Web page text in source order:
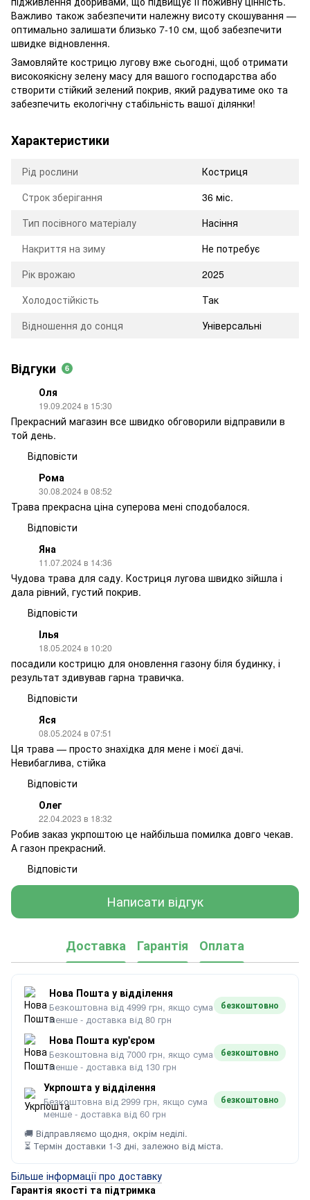
Важливо також забезпечити належну висоту скошування —
оптимально залишати близько 7-10 см, щоб забезпечити
швидке відновлення.
Замовляйте кострицю лугову вже сьогодні, щоб отримати
високоякісну зелену масу для вашого господарства або
створити стійкий зелений покрив, який радуватиме око та
забезпечить екологічну стабільність вашої ділянки!
Характеристики
Рід рослини
Костриця
Строк зберігання
36 міс.
Тип посівного матеріалу
Насіння
Накриття на зиму
Не потребує
Рік врожаю
2025
Холодостійкість
Так
Відношення до сонця
Універсальні
Відгуки 6
Оля
19.09.2024 в 15:30
Прекрасний магазин все швидко обговорили відправили в
той день.
Відповісти
Рома
30.08.2024 в 08:52
Трава прекрасна ціна суперова мені сподобалося.
Відповісти
Яна
11.07.2024 в 14:36
Чудова трава для саду. Костриця лугова швидко зійшла і
дала рівний, густий покрив.
Відповісти
Ілья
18.05.2024 в 10:20
посадили кострицю для оновлення газону біля будинку, і
результат здивував гарна травичка.
Відповісти
Яся
08.05.2024 в 07:51
Ця трава — просто знахідка для мене і моєї дачі.
Невибаглива, стійка
Відповісти
Олег
22.04.2023 в 18:32
Робив заказ укрпоштою це найбільша помилка довго чекав.
А газон прекрасний.
Відповісти
Написати відгук
Доставка Гарантія Оплата
Нова Пошта у відділення
Безкоштовна від 4999 грн, якщо сума
менше - доставка від 80 грн
безкоштовно
Нова Пошта кур'єром
Безкоштовна від 7000 грн, якщо сума
менше - доставка від 130 грн
безкоштовно
Укрпошта у відділення
Безкоштовна від 2999 грн, якщо сума
менше - доставка від 60 грн
безкоштовно
🚚 Відправляємо щодня, окрім неділі.
⏳ Термін доставки 1-3 дні, залежно від міста.
Більше інформації про доставку
Гарантія якості та підтримка